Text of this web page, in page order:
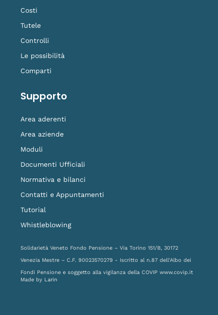
Costi
Tutele
Controlli
Le possibilità
Comparti
Supporto
Area aderenti
Area aziende
Moduli
Documenti Ufficiali
Normativa e bilanci
Contatti e Appuntamenti
Tutorial
Whistleblowing
Solidarietà Veneto Fondo Pensione – Via Torino 151/B, 30172
Venezia Mestre – C.F. 90023570279 - Iscritto al n.87 dell'Albo dei
Fondi Pensione e soggetto alla vigilanza della COVIP www.covip.it
Made by Larin